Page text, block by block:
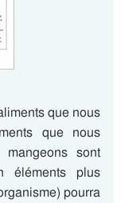
que nous
que nous
sont
éléments plus
pourra